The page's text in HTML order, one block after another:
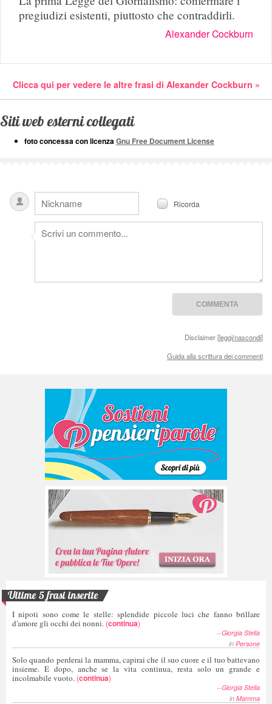
pregiudizi esistenti, piuttosto che contraddirli.
Alexander Cockburn
Clicca qui per vedere le altre frasi di Alexander Cockburn »
Siti web esterni collegati
foto concessa con licenzaGnu Free Document License
Ricorda
Disclaimer [leggi/nascondi]
Guida alla scrittura dei commenti
Ultime 5 frasi inserite
I nipoti sono come le stelle: splendide piccole luci che fanno brillare
d'amore gli occhi dei nonni. (continua)
--Giorgia Stella
in Persone
Solo quando perderai la mamma, capirai che il suo cuore e il tuo battevano
insieme. E dopo, anche se la vita continua, resta solo un grande e
incolmabile vuoto. (continua)
--Giorgia Stella
in Mamma